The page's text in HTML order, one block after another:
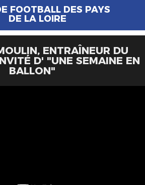
FOOTBALL DES PAYS
DE LA LOIRE
ENTRAÎNEUR DU
D' "UNE SEMAINE EN
BALLON"